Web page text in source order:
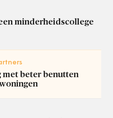
minderheidscollege
met beter benutten